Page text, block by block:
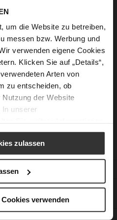
um die Website zu betreiben,
messen bzw. Werbung und
verwenden eigene Cookies
Klicken Sie auf „Details“,
Arten von
zu entscheiden, ob
der Website
In unserer
zulassen
verwenden
benefits: check out faster, keep
orders and more.